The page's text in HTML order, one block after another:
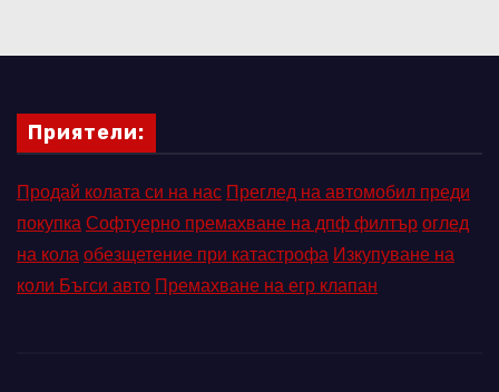
Приятели:
Продай колата си на нас Преглед на автомобил преди
покупкаСофтуерно премахване на дпф филтъроглед
на колаобезщетение при катастрофа Изкупуване на
коли Бъгси авто Премахване на егр клапан